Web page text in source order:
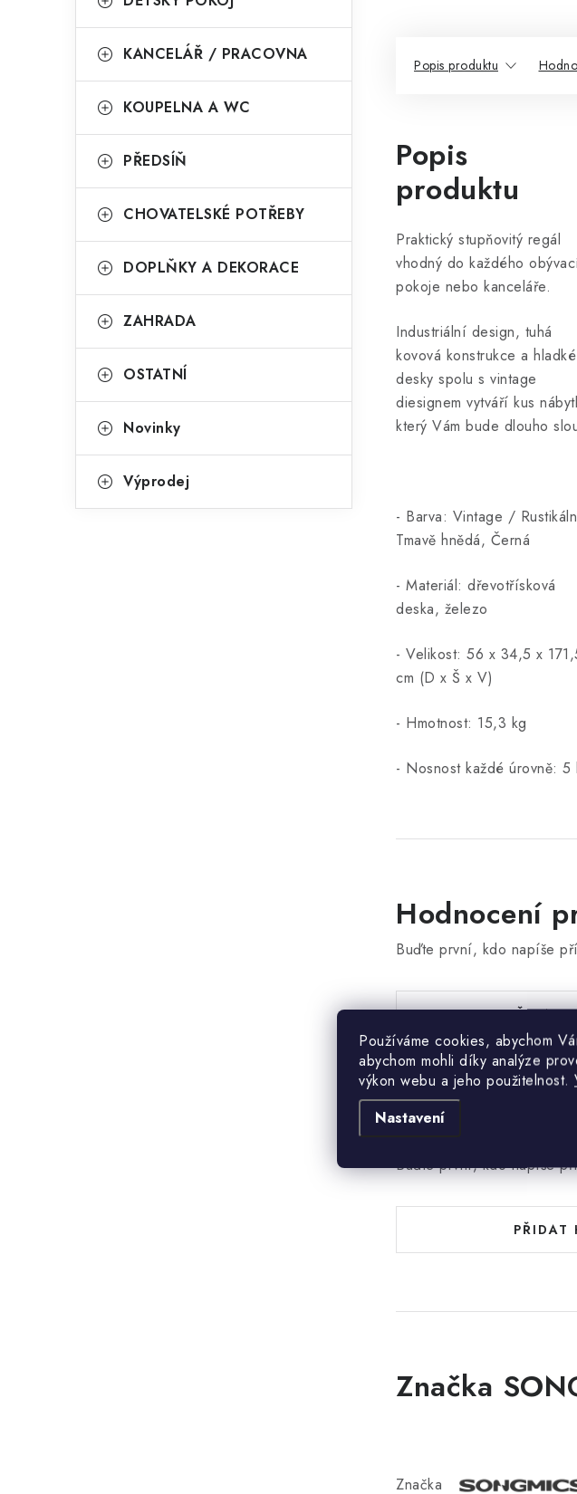
Používáme cookies, abychom
abychom mohli díky analýze
výkon webu a jeho použitelnost.
Nastavení
KANCELÁŘ / PRACOVNA
KOUPELNA A WC
PŘEDSÍŇ
CHOVATELSKÉ POTŘEBY
DOPLŇKY A DEKORACE
ZAHRADA
OSTATNÍ
Novinky
Výprodej
Popis produktu
Popis
produktu
Praktický stupňovitý regál
vhodný do každého
pokoje nebo kanceláře.
Industriální design, tuhá
kovová konstrukce a hladké
desky spolu s vintage
diesignem vytváří kus
který Vám bude dlouho
- Barva: Vintage /
Tmavě hnědá, Černá
- Materiál: dřevotřísková
deska, železo
- Velikost: 56 x 34,5 x
cm (D x Š x V)
- Hmotnost: 15,3 kg
- Nosnost každé úrovně: 5
Hodnocení
Buďte první, kdo napíše
PŘIDAT
Buďte první, kdo napíše
PŘIDAT
Značka
Značka